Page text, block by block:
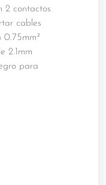
2 contactos
cables
2.1mm
para